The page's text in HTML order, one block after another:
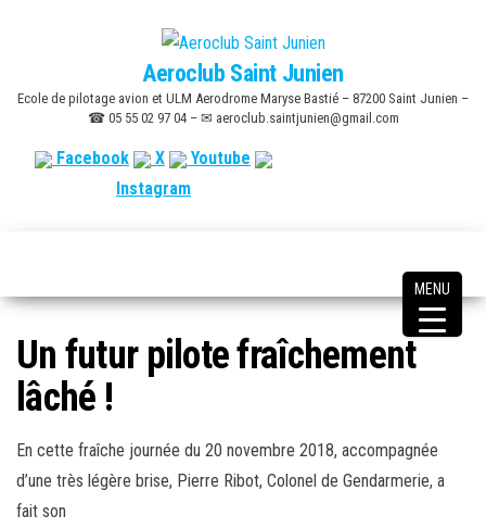
content
Aeroclub Saint Junien
Ecole de pilotage avion et ULM Aerodrome Maryse Bastié – 87200 Saint Junien –
☎ 05 55 02 97 04 – ✉ aeroclub.saintjunien@gmail.com
Facebook X
Youtube
Instagram
Un futur pilote fraîchement
lâché !
En cette fraîche journée du 20 novembre 2018, accompagnée
d’une très légère brise, Pierre Ribot, Colonel de Gendarmerie, a
fait son
MENU